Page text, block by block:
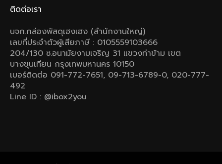
ติดต่อเรา
บจก.กล่องพัสดุเฮงเฮง (สำนักงานใหญ่)
เลขที่ประจำตัวผู้เสียภาษี : 0105559103666
204/130 ซ.อนามัยงามเจริญ 31 แขวงท่าข้าม เขต
บางขุนเทียน กรุงเทพมหานคร 10150
เบอร์ติดต่อ 091-772-7651, 09-713-6789-0, 020-777-
492
Line ID : @ibox2you